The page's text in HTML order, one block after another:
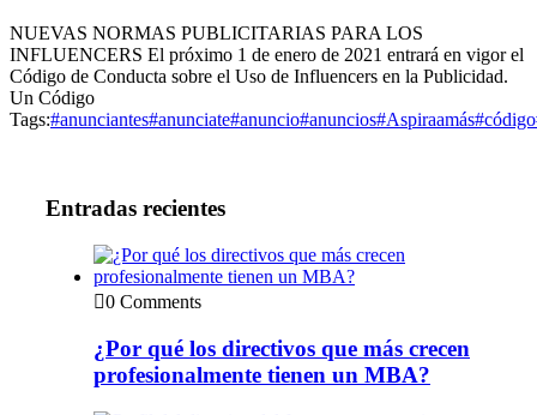
NUEVAS NORMAS PUBLICITARIAS PARA LOS
INFLUENCERS El próximo 1 de enero de 2021 entrará en vigor el
Código de Conducta sobre el Uso de Influencers en la Publicidad.
Un Código
Tags:#anunciantes#anunciate#anuncio#anuncios#Aspiraamás#código
Entradas recientes
0 Comments
¿Por qué los directivos que más crecen
profesionalmente tienen un MBA?